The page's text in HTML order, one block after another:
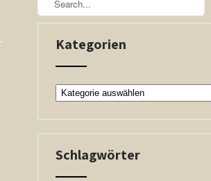
Kategorien
Kategorien
Schlagwörter